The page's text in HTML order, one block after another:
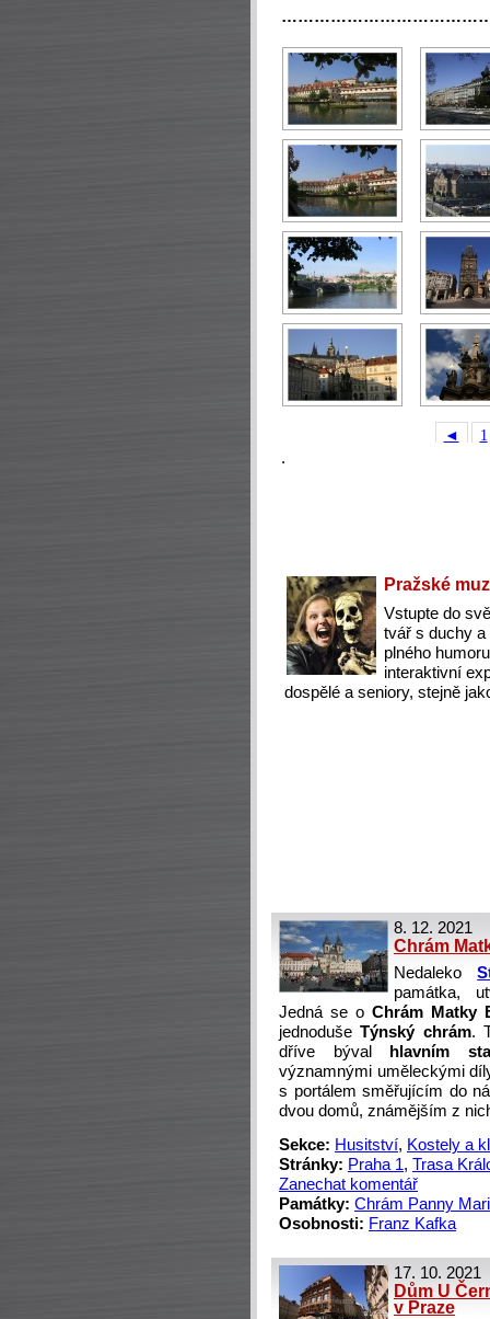
◄
1
.
Pražské
Vstupte do
tvář s duchy
plného
interaktivní
dospělé a seniory, stejně
8. 12. 2021
Chrám
Nedaleko
památka,
Jedná se oChrám Matky
jednodušeTýnský chrám.
dříve býval
hlavním
významnými uměleckými
s portálem směřujícím do
dvou domů, známějším z
Sekce: Husitství, Kostely a
Stránky: Praha 1, Trasa
Zanechat komentář
Památky: Chrám Panny
Osobnosti: Franz Kafka
17. 10. 2021
Dům U
v Praze